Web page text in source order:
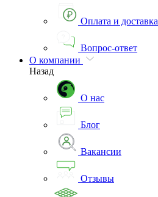
Оплата и доставка
Вопрос-ответ
О компании
Назад
О нас
Блог
Вакансии
Отзывы